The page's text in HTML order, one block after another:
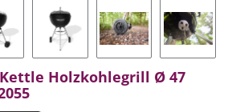
Holzkohlegrill Ø 47